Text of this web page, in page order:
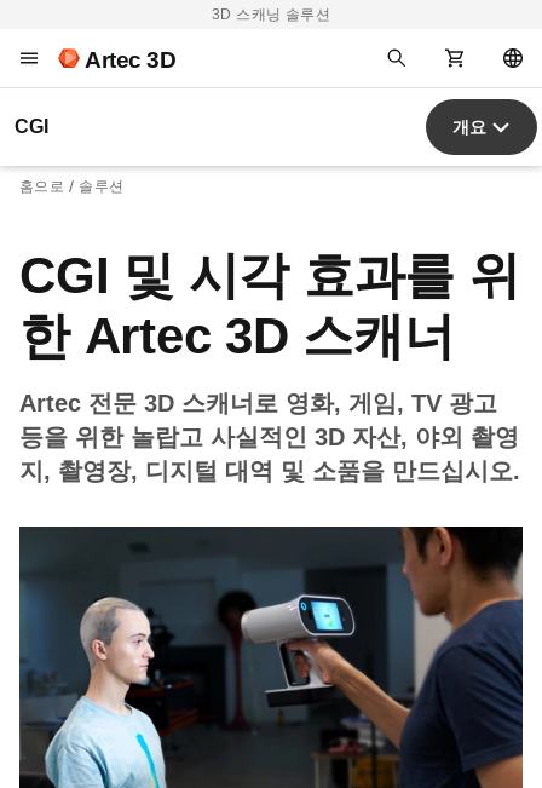
3D 스캐닝 솔루션
Artec 3D
CGI 개요
홈으로 솔루션
CGI 및 시각 효과를 위
한 Artec 3D 스캐너
Artec 전문 3D 스캐너로 영화, 게임, TV 광고
등을 위한 놀랍고 사실적인 3D 자산, 야외 촬영
지, 촬영장, 디지털 대역 및 소품을 만드십시오.